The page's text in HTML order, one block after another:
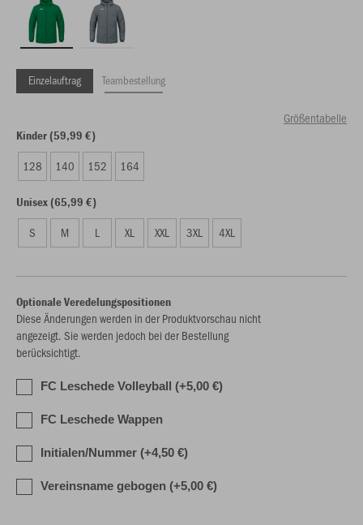
Einzelauftrag Teambestellung
Größentabelle
Kinder (59,99 €)
128 140 152 164
Unisex (65,99 €)
S M L XL XXL 3XL 4XL
Optionale Veredelungspositionen
Diese Änderungen werden in der Produktvorschau nicht
angezeigt. Sie werden jedoch bei der Bestellung
berücksichtigt.
FC Leschede Volleyball (+5,00 €)
FC Leschede Wappen
Initialen/Nummer (+4,50 €)
Vereinsname gebogen (+5,00 €)